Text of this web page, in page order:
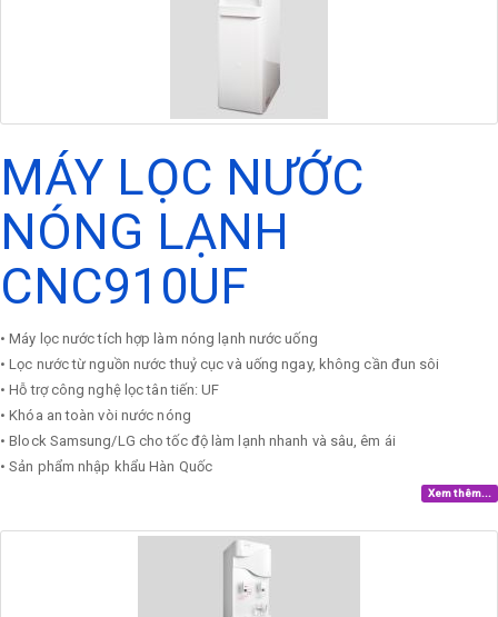
MÁY LỌC NƯỚC
NÓNG LẠNH
CNC910UF
• Máy lọc nước tích hợp làm nóng lạnh nước uống
• Lọc nước từ nguồn nước thuỷ cục và uống ngay, không cần đun sôi
• Hỗ trợ công nghệ lọc tân tiến: UF
• Khóa an toàn vòi nước nóng
• Block Samsung/LG cho tốc độ làm lạnh nhanh và sâu, êm ái
• Sản phẩm nhập khẩu Hàn Quốc
Xem thêm...